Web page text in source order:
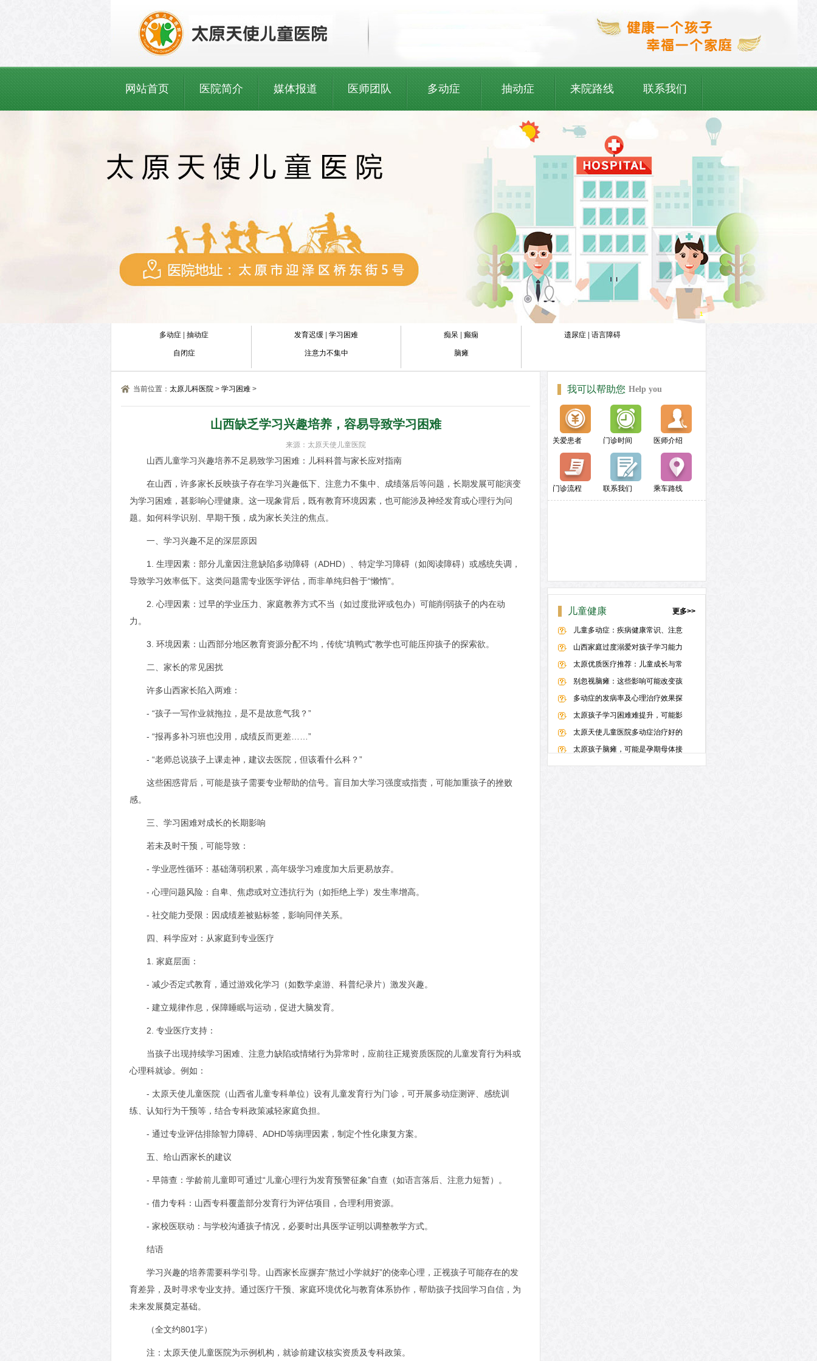
网站首页 医院简介 媒体报道 医师团队 多动症 抽动症 来院路线 联系我们
1
多动症 抽动症
自闭症
发育迟缓 学习困难
注意力不集中
痴呆 癫痫
脑瘫
遗尿症 语言障碍
当前位置： 太原儿科医院 > 学习困难 >
山西缺乏学习兴趣培养，容易导致学习困难
来源：太原天使儿童医院
山西儿童学习兴趣培养不足易致学习困难：儿科科普与家长应对指南
在山西，许多家长反映孩子存在学习兴趣低下、注意力不集中、成绩落后等问题，长期发展可能演变
为学习困难，甚影响心理健康。这一现象背后，既有教育环境因素，也可能涉及神经发育或心理行为问
题。如何科学识别、早期干预，成为家长关注的焦点。
一、学习兴趣不足的深层原因
1. 生理因素：部分儿童因注意缺陷多动障碍（ADHD）、特定学习障碍（如阅读障碍）或感统失调，
导致学习效率低下。这类问题需专业医学评估，而非单纯归咎于“懒惰”。
2. 心理因素：过早的学业压力、家庭教养方式不当（如过度批评或包办）可能削弱孩子的内在动
力。
3. 环境因素：山西部分地区教育资源分配不均，传统“填鸭式”教学也可能压抑孩子的探索欲。
二、家长的常见困扰
许多山西家长陷入两难：
- “孩子一写作业就拖拉，是不是故意气我？”
- “报再多补习班也没用，成绩反而更差……”
- “老师总说孩子上课走神，建议去医院，但该看什么科？”
这些困惑背后，可能是孩子需要专业帮助的信号。盲目加大学习强度或指责，可能加重孩子的挫败
感。
三、学习困难对成长的长期影响
若未及时干预，可能导致：
- 学业恶性循环：基础薄弱积累，高年级学习难度加大后更易放弃。
- 心理问题风险：自卑、焦虑或对立违抗行为（如拒绝上学）发生率增高。
- 社交能力受限：因成绩差被贴标签，影响同伴关系。
四、科学应对：从家庭到专业医疗
1. 家庭层面：
- 减少否定式教育，通过游戏化学习（如数学桌游、科普纪录片）激发兴趣。
- 建立规律作息，保障睡眠与运动，促进大脑发育。
2. 专业医疗支持：
当孩子出现持续学习困难、注意力缺陷或情绪行为异常时，应前往正规资质医院的儿童发育行为科或
心理科就诊。例如：
- 太原天使儿童医院（山西省儿童专科单位）设有儿童发育行为门诊，可开展多动症测评、感统训
练、认知行为干预等，结合专科政策减轻家庭负担。
- 通过专业评估排除智力障碍、ADHD等病理因素，制定个性化康复方案。
五、给山西家长的建议
- 早筛查：学龄前儿童即可通过“儿童心理行为发育预警征象”自查（如语言落后、注意力短暂）。
- 借力专科：山西专科覆盖部分发育行为评估项目，合理利用资源。
- 家校医联动：与学校沟通孩子情况，必要时出具医学证明以调整教学方式。
结语
学习兴趣的培养需要科学引导。山西家长应摒弃“熬过小学就好”的侥幸心理，正视孩子可能存在的发
育差异，及时寻求专业支持。通过医疗干预、家庭环境优化与教育体系协作，帮助孩子找回学习自信，为
未来发展奠定基础。
（全文约801字）
注：太原天使儿童医院为示例机构，就诊前建议核实资质及专科政策。
我可以帮助您 Help you
关爱患者 门诊时间 医师介绍
门诊流程 联系我们 乘车路线
儿童健康 更多>>
儿童多动症：疾病健康常识、注意
山西家庭过度溺爱对孩子学习能力
太原优质医疗推荐：儿童成长与常
别忽视脑瘫：这些影响可能改变孩
多动症的发病率及心理治疗效果探
太原孩子学习困难难提升，可能影
太原天使儿童医院多动症治疗好的
太原孩子脑瘫，可能是孕期母体接
抽动症一般几岁发病几岁消失,轻